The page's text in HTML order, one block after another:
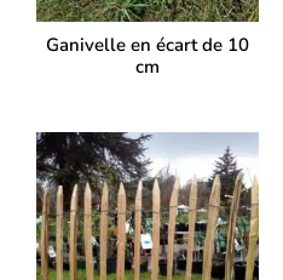
Ganivelle en écart de 10
cm